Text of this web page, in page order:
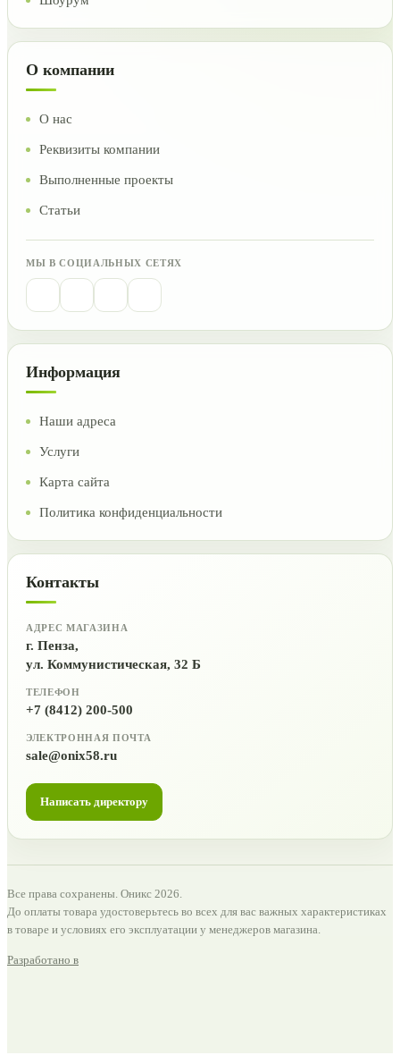
О компании
О нас
Реквизиты компании
Выполненные проекты
Статьи
МЫ В СОЦИАЛЬНЫХ СЕТЯХ
Информация
Наши адреса
Услуги
Карта сайта
Политика конфиденциальности
Контакты
АДРЕС МАГАЗИНА
г. Пенза,
ул. Коммунистическая, 32 Б
ТЕЛЕФОН
+7 (8412) 200-500
ЭЛЕКТРОННАЯ ПОЧТА
sale@onix58.ru
Написать директору
Все права сохранены. Оникс 2026.
До оплаты товара удостоверьтесь во всех для вас важных характеристиках
в товаре и условиях его эксплуатации у менеджеров магазина.
Разработано в